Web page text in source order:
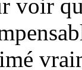
voir